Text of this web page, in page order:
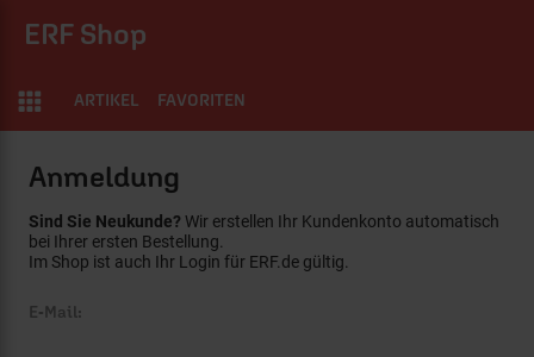
ERF Shop
ARTIKEL FAVORITEN
Anmeldung
Sind Sie Neukunde? Wir erstellen Ihr Kundenkonto automatisch
bei Ihrer ersten Bestellung.
Im Shop ist auch Ihr Login für ERF.de gültig.
E-Mail: